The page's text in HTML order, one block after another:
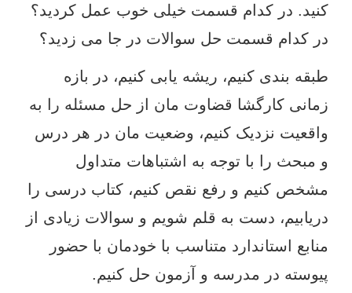
کنید. در کدام قسمت خیلی خوب عمل کردید؟
در کدام قسمت حل سوالات در جا می زدید؟
طبقه بندی کنیم، ریشه یابی کنیم، در بازه
زمانی کارگشا قضاوت مان از حل مسئله را به
واقعیت نزدیک کنیم، وضعیت مان در هر درس
و مبحث را با توجه به اشتباهات متداول
مشخص کنیم و رفع نقص کنیم، کتاب درسی را
دریابیم، دست به قلم شویم و سوالات زیادی از
منابع استاندارد متناسب با خودمان با حضور
پیوسته در مدرسه و آزمون حل کنیم.